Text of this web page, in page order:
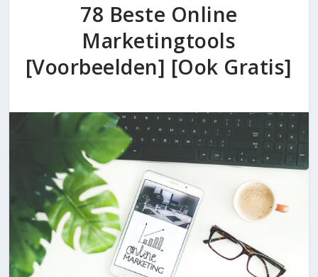
78 Beste Online
Marketingtools
[Voorbeelden] [Ook Gratis]